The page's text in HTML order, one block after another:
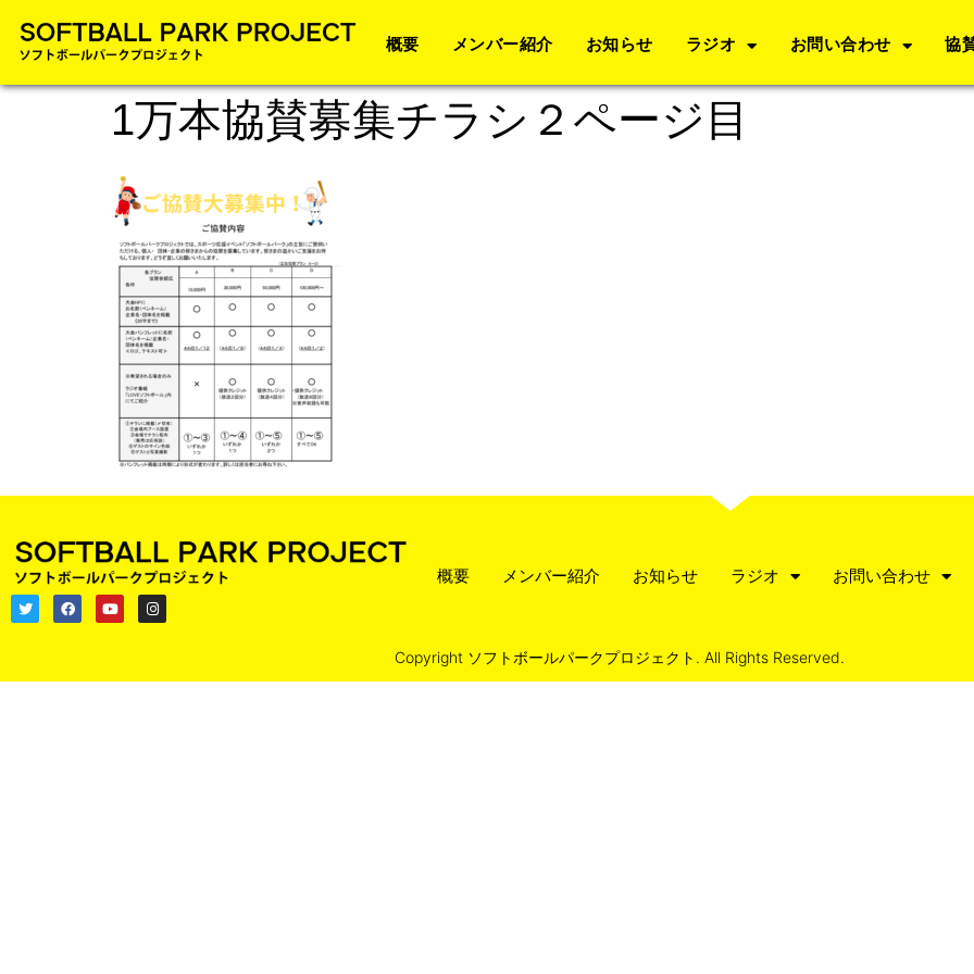
概要 メンバー紹介 お知らせ ラジオ お問い合わせ 協
1万本協賛募集チラシ２ページ目
概要 メンバー紹介 お知らせ ラジオ お問い合わせ
Copyright ソフトボールパークプロジェクト. All Rights Reserved.